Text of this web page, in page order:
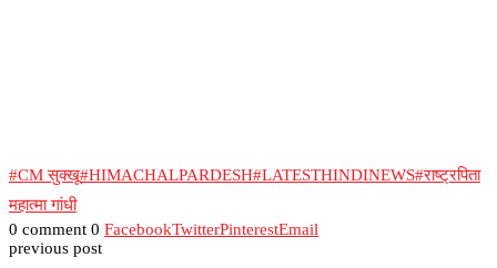
#CM सुक्खू#HIMACHALPARDESH#LATESTHINDINEWS#राष्ट्रपिता
महात्मा गांधी
0 comment 0 FacebookTwitterPinterestEmail
previous post